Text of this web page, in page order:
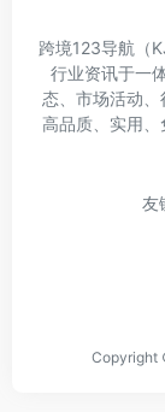
跨境123导航（
行业资讯于一
态、市场活动
高品质、实用
友
Copyright